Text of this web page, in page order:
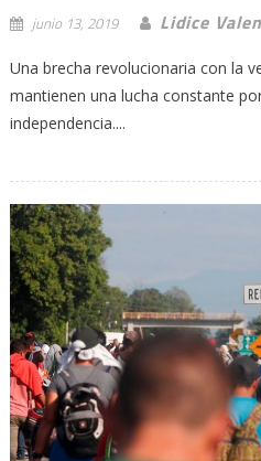
junio 13, 2019 Lidice
Una brecha revolucionaria con la
mantienen una lucha constante
independencia....